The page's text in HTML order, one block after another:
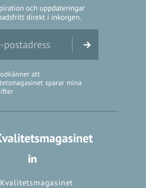
och uppdateringar
direkt i inkorgen.
att
sparar mina